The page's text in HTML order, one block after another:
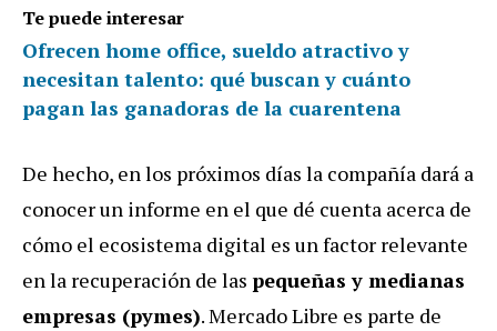
Te puede interesar
Ofrecen home office, sueldo atractivo y
necesitan talento: qué buscan y cuánto
pagan las ganadoras de la cuarentena
De hecho, en los próximos días la compañía dará a
conocer un informe en el que dé cuenta acerca de
cómo el ecosistema digital es un factor relevante
en la recuperación de las pequeñas y medianas
empresas (pymes). Mercado Libre es parte de